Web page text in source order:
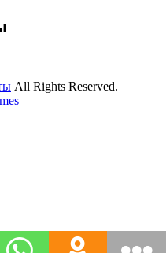
All Rights Reserved.